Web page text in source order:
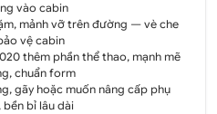
vào cabin
mảnh vỡ trên đường — vè che
vệ cabin
thêm phần thể thao, mạnh mẽ
chuẩn form
gãy hoặc muốn nâng cấp phụ
bỉ lâu dài